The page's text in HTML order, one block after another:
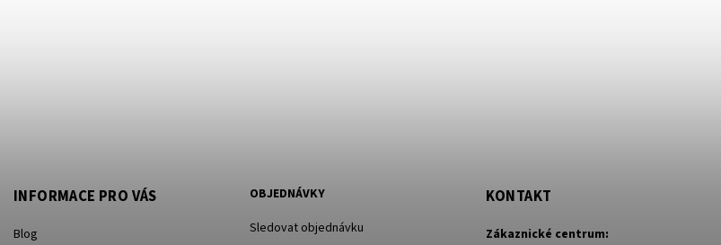
INFORMACE PRO VÁS
Blog
OBJEDNÁVKY
Sledovat objednávku
KONTAKT
Zákaznické centrum: